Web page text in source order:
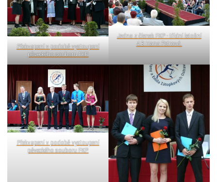
Překvapení v podobě vystoupení
pěveckého souboru FKP.
Jedna z členek FKP - třídní letošní
4.B Hana Petrová.
Překvapení v podobě vystoupení
pěveckého souboru FKP.